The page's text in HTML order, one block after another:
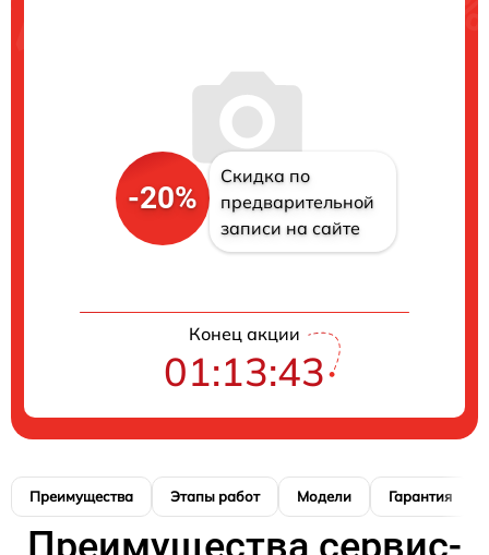
-20%
Скидка по
предварительной
записи на сайте
Конец акции
01:13:42
Преимущества Этапы работ Модели Гарантия